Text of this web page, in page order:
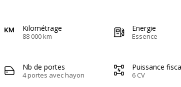
Kilométrage
88 000 km
Energie
Essence
Nb de portes
4 portes avec hayon
Puissance
6 CV